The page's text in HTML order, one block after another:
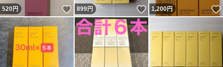
520円 いいね！
899円 いいね！
1,200円